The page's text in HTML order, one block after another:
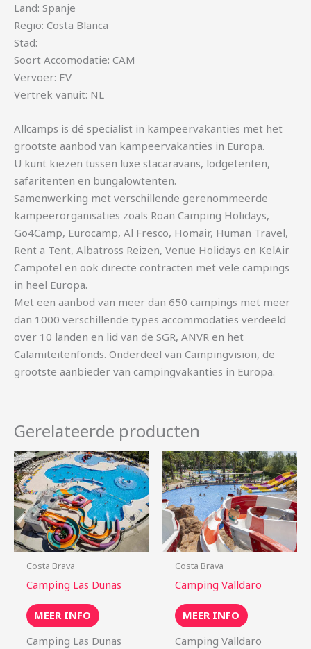
Land: Spanje
Regio: Costa Blanca
Stad:
Soort Accomodatie: CAM
Vervoer: EV
Vertrek vanuit: NL
Allcamps is dé specialist in kampeervakanties met het
grootste aanbod van kampeervakanties in Europa.
U kunt kiezen tussen luxe stacaravans, lodgetenten,
safaritenten en bungalowtenten.
Samenwerking met verschillende gerenommeerde
kampeerorganisaties zoals Roan Camping Holidays,
Go4Camp, Eurocamp, Al Fresco, Homair, Human Travel,
Rent a Tent, Albatross Reizen, Venue Holidays en KelAir
Campotel en ook directe contracten met vele campings
in heel Europa.
Met een aanbod van meer dan 650 campings met meer
dan 1000 verschillende types accommodaties verdeeld
over 10 landen en lid van de SGR, ANVR en het
Calamiteitenfonds. Onderdeel van Campingvision, de
grootste aanbieder van campingvakanties in Europa.
Gerelateerde producten
Costa Brava
Camping Las Dunas
MEER INFO
Camping Las Dunas
Costa Brava
Camping Valldaro
MEER INFO
Camping Valldaro